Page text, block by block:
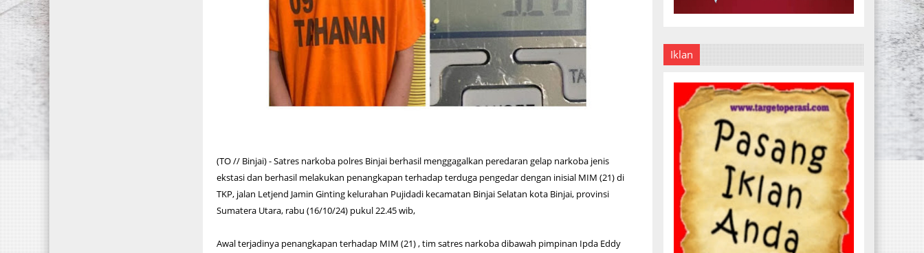
(TO // Binjai) - Satres narkoba polres Binjai berhasil menggagalkan peredaran gelap narkoba jenis
ekstasi dan berhasil melakukan penangkapan terhadap terduga pengedar dengan inisial MIM (21) di
TKP, jalan Letjend Jamin Ginting kelurahan Pujidadi kecamatan Binjai Selatan kota Binjai, provinsi
Sumatera Utara, rabu (16/10/24) pukul 22.45 wib,
Awal terjadinya penangkapan terhadap MIM (21) , tim satres narkoba dibawah pimpinan Ipda Eddy
Iklan